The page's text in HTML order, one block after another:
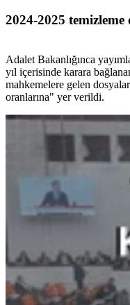
2024-2025 temizleme
Adalet Bakanlığınca
yıl içerisinde karara
mahkemelere gelen
oranlarına" yer verildi.